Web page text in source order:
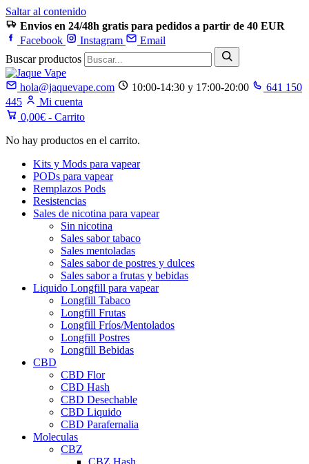
Saltar al contenido
Envios en 24/48h gratis para pedidos a partir de 40 EUR
Facebook
Instagram
Email
Buscar productos
hola@jaquevape.com 10:00-14:30 y 17:00-20:00
641 150
445
Mi cuenta
0,00€ - Carrito
No hay productos en el carrito.
Kits y Mods para vapear
PODs para vapear
Remplazos Pods
Resistencias
Sales de nicotina para vapear
Sin nicotina
Sales sabor tabaco
Sales mentoladas
Sales sabor de postres y dulces
Sales sabor a frutas y bebidas
Liquido Longfill para vapear
Longfill Tabaco
Longfill Frutas
Longfill Fríos/Mentolados
Longfill Postres
Longfill Bebidas
CBD
CBD Flor
CBD Hash
CBD Desechable
CBD Liquido
CBD Parafernalia
Moleculas
CBZ
CBZ Hash